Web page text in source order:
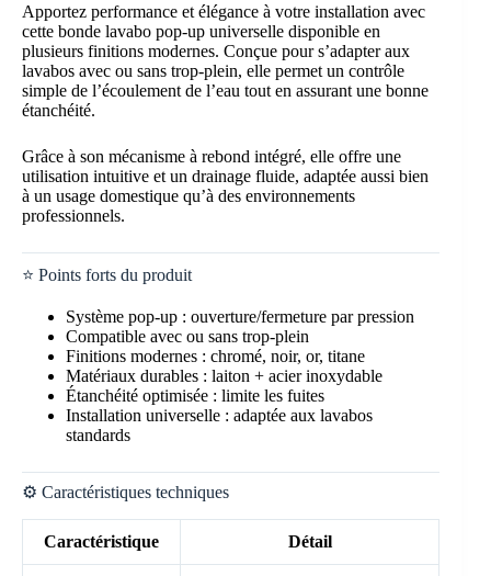
Apportez performance et élégance à votre installation avec
cette bonde lavabo pop-up universelle disponible en
plusieurs finitions modernes. Conçue pour s’adapter aux
lavabos avec ou sans trop-plein, elle permet un contrôle
simple de l’écoulement de l’eau tout en assurant une bonne
étanchéité.
Grâce à son mécanisme à rebond intégré, elle offre une
utilisation intuitive et un drainage fluide, adaptée aussi bien
à un usage domestique qu’à des environnements
professionnels.
⭐ Points forts du produit
Système pop-up : ouverture/fermeture par pression
Compatible avec ou sans trop-plein
Finitions modernes : chromé, noir, or, titane
Matériaux durables : laiton + acier inoxydable
Étanchéité optimisée : limite les fuites
Installation universelle : adaptée aux lavabos
standards
⚙️ Caractéristiques techniques
Caractéristique Détail